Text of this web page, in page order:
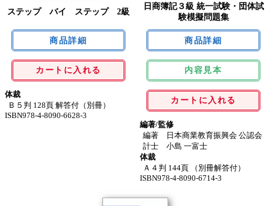
ステップ バイ ステップ 2級
カートに入れる
体裁
Ｂ５判 128頁 解答付（別冊）
ISBN978-4-8090-6628-3
日商簿記３級 統一試験・団体試
験模擬問題集
内容見本
カートに入れる
編著/監修
編著 日本商業教育振興会 公認会
計士 小島 一富士
体裁
Ａ４判 144頁 （別冊解答付）
ISBN978-4-8090-6714-3